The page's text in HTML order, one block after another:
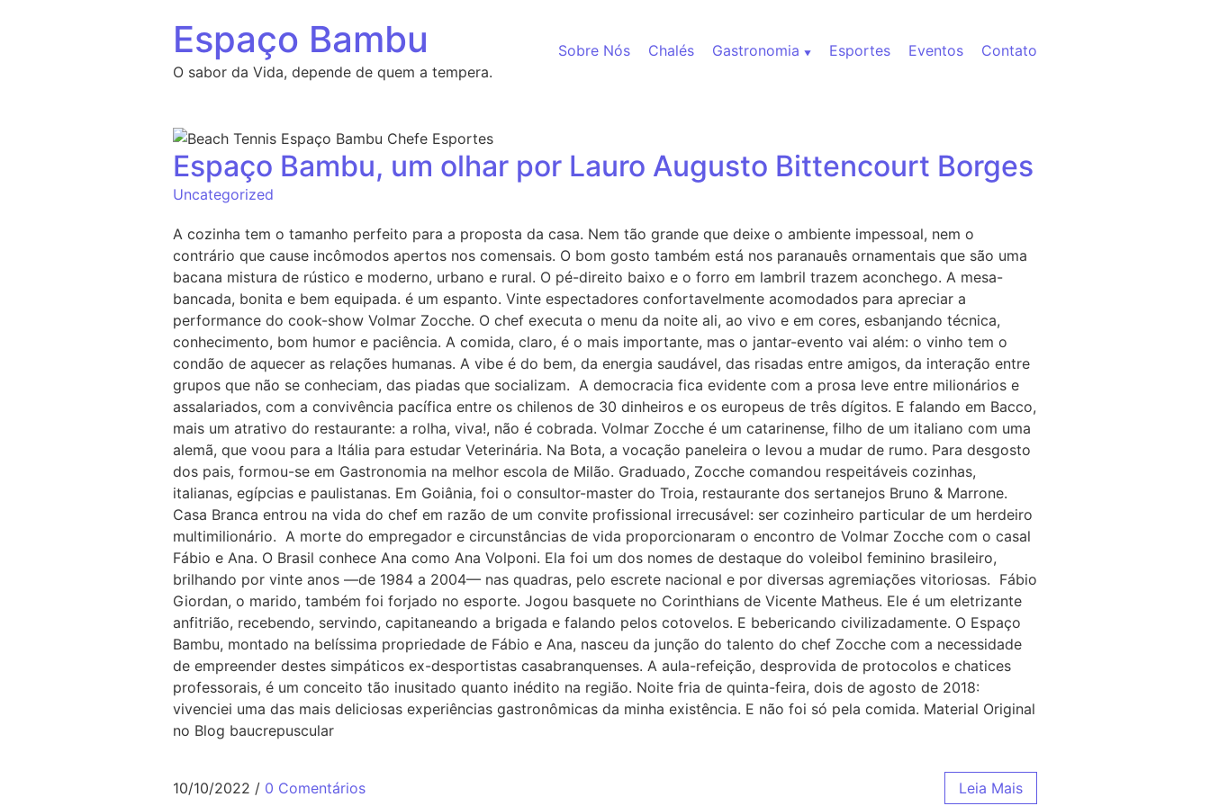
Espaço Bambu
O sabor da Vida, depende de quem a tempera.
Sobre Nós Chalés Gastronomia Esportes Eventos Contato
Espaço Bambu, um olhar por Lauro Augusto Bittencourt Borges
Uncategorized
A cozinha tem o tamanho perfeito para a proposta da casa. Nem tão grande que deixe o ambiente impessoal, nem o
contrário que cause incômodos apertos nos comensais. O bom gosto também está nos paranauês ornamentais que são uma
bacana mistura de rústico e moderno, urbano e rural. O pé-direito baixo e o forro em lambril trazem aconchego. A mesa-
bancada, bonita e bem equipada. é um espanto. Vinte espectadores confortavelmente acomodados para apreciar a
performance do cook-show Volmar Zocche. O chef executa o menu da noite ali, ao vivo e em cores, esbanjando técnica,
conhecimento, bom humor e paciência. A comida, claro, é o mais importante, mas o jantar-evento vai além: o vinho tem o
condão de aquecer as relações humanas. A vibe é do bem, da energia saudável, das risadas entre amigos, da interação entre
grupos que não se conheciam, das piadas que socializam. A democracia fica evidente com a prosa leve entre milionários e
assalariados, com a convivência pacífica entre os chilenos de 30 dinheiros e os europeus de três dígitos. E falando em Bacco,
mais um atrativo do restaurante: a rolha, viva!, não é cobrada. Volmar Zocche é um catarinense, filho de um italiano com uma
alemã, que voou para a Itália para estudar Veterinária. Na Bota, a vocação paneleira o levou a mudar de rumo. Para desgosto
dos pais, formou-se em Gastronomia na melhor escola de Milão. Graduado, Zocche comandou respeitáveis cozinhas,
italianas, egípcias e paulistanas. Em Goiânia, foi o consultor-master do Troia, restaurante dos sertanejos Bruno & Marrone.
Casa Branca entrou na vida do chef em razão de um convite profissional irrecusável: ser cozinheiro particular de um herdeiro
multimilionário. A morte do empregador e circunstâncias de vida proporcionaram o encontro de Volmar Zocche com o casal
Fábio e Ana. O Brasil conhece Ana como Ana Volponi. Ela foi um dos nomes de destaque do voleibol feminino brasileiro,
brilhando por vinte anos —de 1984 a 2004— nas quadras, pelo escrete nacional e por diversas agremiações vitoriosas. Fábio
Giordan, o marido, também foi forjado no esporte. Jogou basquete no Corinthians de Vicente Matheus. Ele é um eletrizante
anfitrião, recebendo, servindo, capitaneando a brigada e falando pelos cotovelos. E bebericando civilizadamente. O Espaço
Bambu, montado na belíssima propriedade de Fábio e Ana, nasceu da junção do talento do chef Zocche com a necessidade
de empreender destes simpáticos ex-desportistas casabranquenses. A aula-refeição, desprovida de protocolos e chatices
professorais, é um conceito tão inusitado quanto inédito na região. Noite fria de quinta-feira, dois de agosto de 2018:
vivenciei uma das mais deliciosas experiências gastronômicas da minha existência. E não foi só pela comida. Material Original
no Blog baucrepuscular
10/10/2022 / 0 Comentários Leia Mais